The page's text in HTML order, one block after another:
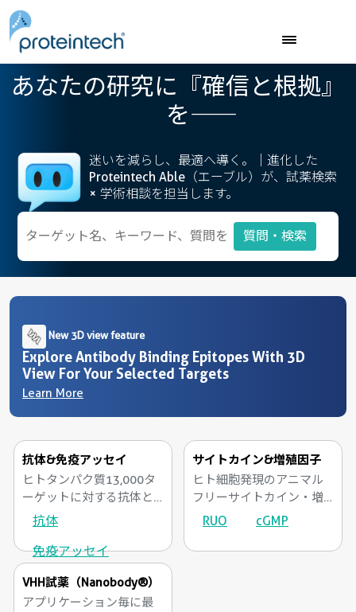
あなたの研究に『確信と根拠』
を――
迷いを減らし、最適へ導く。│進化した
Proteintech Able（エーブル）が、試薬検索
× 学術相談を担当します。
質問・検索
New 3D view feature
Explore Antibody Binding Epitopes With 3D
View For Your Selected Targets
Learn More
抗体&免疫アッセイ
ヒトタンパク質13,000タ
ーゲットに対する抗体と
キット
抗体
免疫アッセイ
サイトカイン&増殖因子
ヒト細胞発現のアニマル
フリーサイトカイン・増
殖因子
RUO cGMP
VHH試薬（Nanobody®）
アプリケーション毎に最